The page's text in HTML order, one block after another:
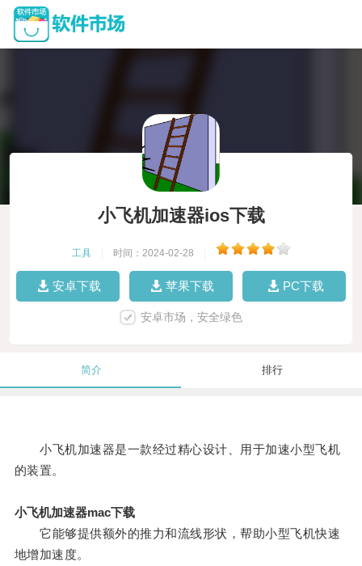
小飞机加速器ios下载
工具 时间：2024-02-28
安卓下载 苹果下载 PC下载
安卓市场，安全绿色
简介 排行
小飞机加速器是一款经过精心设计、用于加速小型飞机
的装置。
小飞机加速器mac下载
它能够提供额外的推力和流线形状，帮助小型飞机快速
地增加速度。